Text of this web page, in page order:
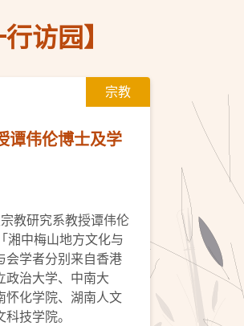
访园】
宗教
谭伟伦博士及学
教研究系教授谭伟伦
湘中梅山地方文化与
会学者分别来自香港
政治大学、中南大
怀化学院、湖南人文
技学院。